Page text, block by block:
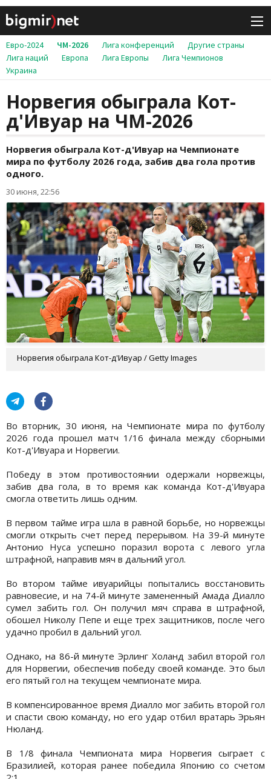
Евро-2024 ЧМ-2026 Лига конференций
Другие страны
Лига наций
Европа Лига Европы
Лига Чемпионов
Украина
Норвегия обыграла Кот-
д'Ивуар на ЧМ-2026
Норвегия обыграла Кот-д'Ивуар на Чемпионате
мира по футболу 2026 года, забив два гола против
одного.
30 июня, 22:56
Норвегия обыграла Кот-д'Ивуар / Getty Images
Во вторник, 30 июня, на Чемпионате мира по футболу
2026 года прошел матч 1/16 финала между сборными
Кот-д'Ивуара и Норвегии.
Победу в этом противостоянии одержали норвежцы,
забив два гола, в то время как команда Кот-д'Ивуара
смогла ответить лишь одним.
В первом тайме игра шла в равной борьбе, но норвежцы
смогли открыть счет перед перерывом. На 39-й минуте
Антонио Нуса успешно поразил ворота с левого угла
штрафной, направив мяч в дальний угол.
Во втором тайме ивуарийцы попытались восстановить
равновесие, и на 74-й минуте замененный Амада Диалло
сумел забить гол. Он получил мяч справа в штрафной,
обошел Николу Пепе и еще трех защитников, после чего
удачно пробил в дальний угол.
Однако, на 86-й минуте Эрлинг Холанд забил второй гол
для Норвегии, обеспечив победу своей команде. Это был
его пятый гол на текущем чемпионате мира.
В компенсированное время Диалло мог забить второй гол
и спасти свою команду, но его удар отбил вратарь Эрьян
Нюланд.
В 1/8 финала Чемпионата мира Норвегия сыграет с
Бразилией, которая ранее победила Японию со счетом